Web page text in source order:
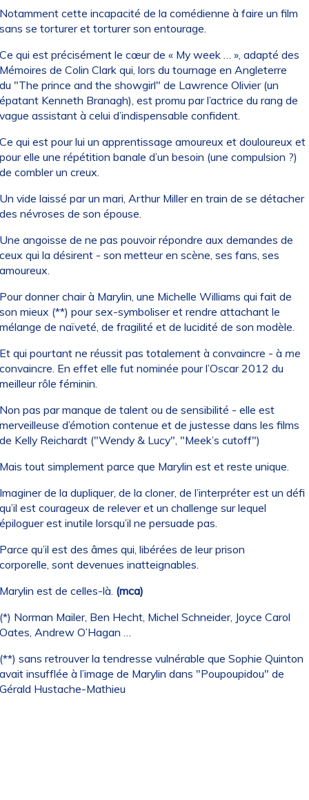
cette incapacité de la comédienne à faire un film
se torturer et torturer son entourage.
qui est précisément le cœur de « My week … », adapté des
de Colin Clark qui, lors du tournage en Angleterre
"The prince and the showgirl" de Lawrence Olivier (un
Kenneth Branagh), est promu par l’actrice du rang de
assistant à celui d’indispensable confident.
qui est pour lui un apprentissage amoureux et douloureux et
elle une répétition banale d’un besoin (une compulsion ?)
combler un creux.
vide laissé par un mari, Arthur Miller en train de se détacher
névroses de son épouse.
angoisse de ne pas pouvoir répondre aux demandes de
qui la désirent - son metteur en scène, ses fans, ses
donner chair à Marylin, une Michelle Williams qui fait de
mieux (**) pour sex-symboliser et rendre attachant le
de naïveté, de fragilité et de lucidité de son modèle.
qui pourtant ne réussit pas totalement à convaincre - à me
En effet elle fut nominée pour l’Oscar 2012 du
rôle féminin.
pas par manque de talent ou de sensibilité - elle est
d’émotion contenue et de justesse dans les films
Kelly Reichardt ("Wendy & Lucy", "Meek’s cutoff")
tout simplement parce que Marylin est et reste unique.
de la dupliquer, de la cloner, de l’interpréter est un défi
est courageux de relever et un challenge sur lequel
est inutile lorsqu’il ne persuade pas.
qu’il est des âmes qui, libérées de leur prison
sont devenues inatteignables.
est de celles-là. (mca)
Norman Mailer, Ben Hecht, Michel Schneider, Joyce Carol
Andrew O’Hagan …
sans retrouver la tendresse vulnérable que Sophie Quinton
insufflée à l’image de Marylin dans "Poupoupidou" de
Hustache-Mathieu